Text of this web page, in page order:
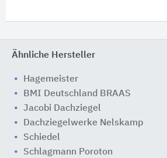
Ähnliche Hersteller
Hagemeister
BMI Deutschland BRAAS
Jacobi Dachziegel
Dachziegelwerke Nelskamp
Schiedel
Schlagmann Poroton